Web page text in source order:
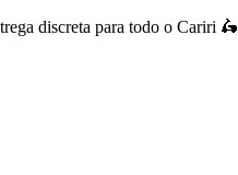
discreta para todo o Cariri 🛵